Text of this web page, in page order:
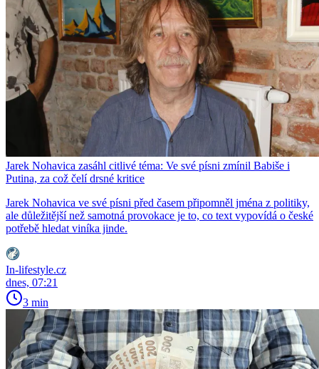
Jarek Nohavica zasáhl citlivé téma: Ve své písni zmínil Babiše i
Putina, za což čelí drsné kritice
Jarek Nohavica ve své písni před časem připomněl jména z politiky,
ale důležitější než samotná provokace je to, co text vypovídá o české
potřebě hledat viníka jinde.
In-lifestyle.cz
dnes, 07:21
3 min